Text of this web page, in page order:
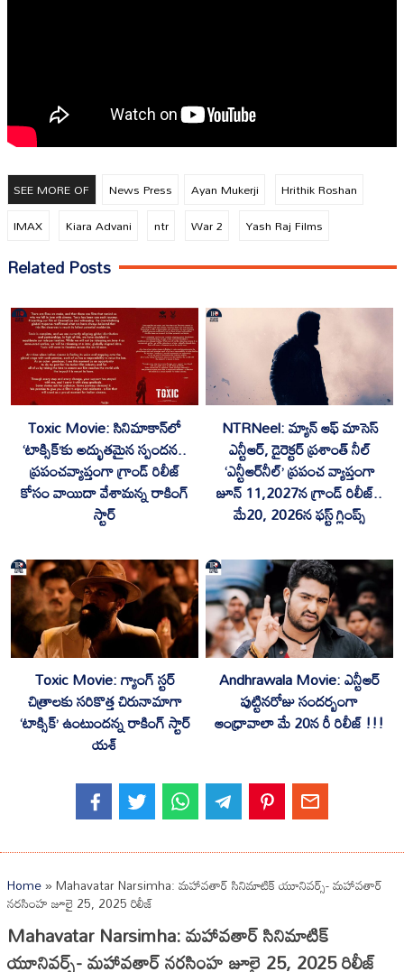
SEE MORE OF News Press Ayan Mukerji
Hrithik Roshan
IMAX
Kiara Advani ntr War 2 Yash Raj Films
Related Posts
Toxic Movie: సినిమాకాన్‌లో
‘టాక్సిక్’కు అద్భుతమైన స్పందన..
ప్రపంచవ్యాప్తంగా గ్రాండ్ రిలీజ్
కోసం వాయిదా వేశామన్న రాకింగ్
స్టార్
NTRNeel: మ్యాన్ ఆఫ్ మాసెస్
ఎన్టీఆర్‌, డైరెక్ట‌ర్ ప్ర‌శాంత్ నీల్‌
‘ఎన్టీఆర్‌నీల్‌’ ప్ర‌పంచ వ్యాప్తంగా
జూన్ 11,2027న‌ గ్రాండ్ రిలీజ్‌..
మే20, 2026న ఫ‌స్ట్ గ్లింప్స్‌
Toxic Movie: గ్యాంగ్ స్టర్
చిత్రాలకు సరికొత్త చిరునామాగా
‘టాక్సిక్’ ఉంటుందన్న రాకింగ్ స్టార్
యశ్
Andhrawala Movie: ఎన్టీఆర్
పుట్టినరోజు సందర్బంగా
ఆంధ్రావాలా మే 20న రీ రిలీజ్ !!!